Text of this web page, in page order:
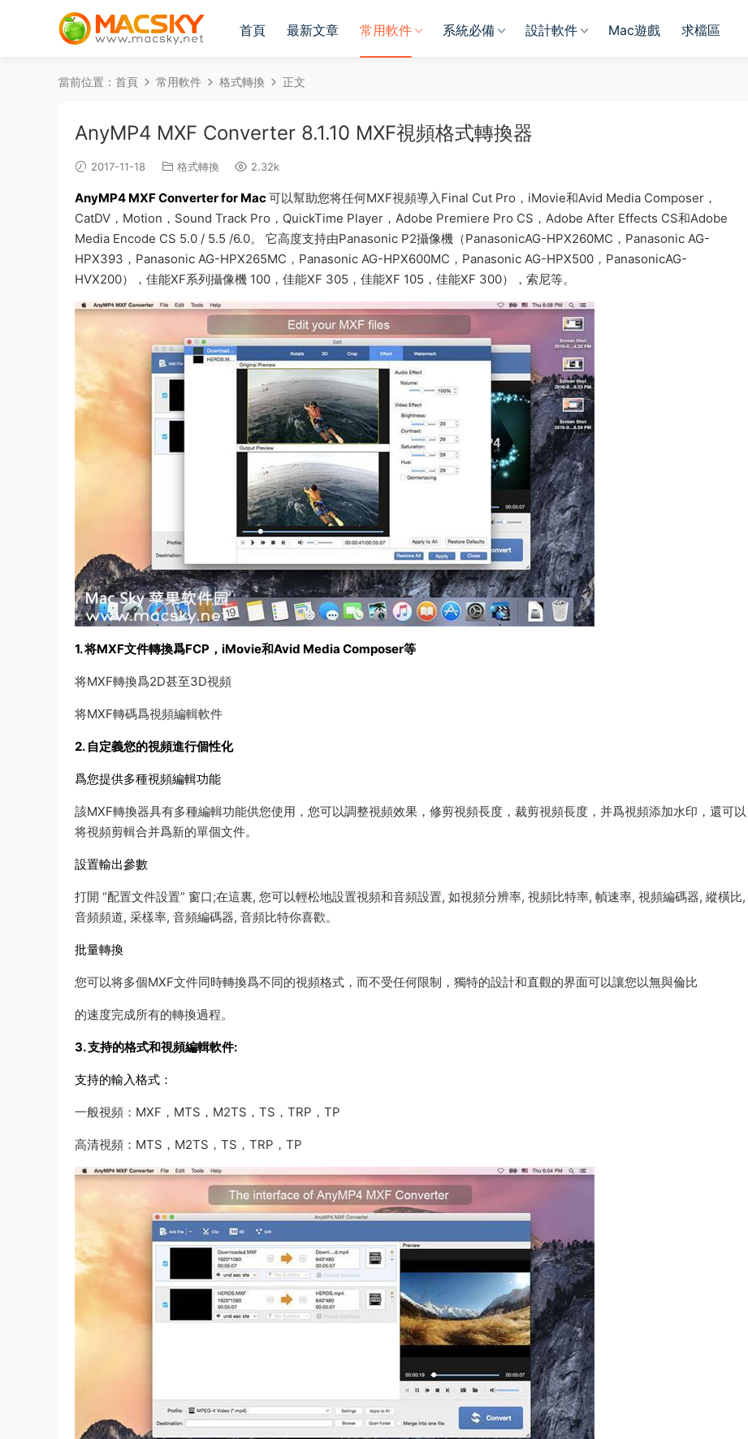
首頁 最新文章 常用軟件 系統必備 設計軟件 Mac遊戲 求檔區
當前位置： 首頁 常用軟件 格式轉換 正文
AnyMP4 MXF Converter 8.1.10 MXF視頻格式轉換器
2017-11-18 格式轉換 2.32k
AnyMP4 MXF Converter for Mac可以幫助您将任何MXF視頻導入Final Cut Pro，iMovie和Avid Media Composer，
CatDV，Motion，Sound Track Pro，QuickTime Player，Adobe Premiere Pro CS，Adobe After Effects CS和Adobe
Media Encode CS 5.0 / 5.5 /6.0。 它高度支持由Panasonic P2攝像機（PanasonicAG-HPX260MC，Panasonic AG-
HPX393，Panasonic AG-HPX265MC，Panasonic AG-HPX600MC，Panasonic AG-HPX500，PanasonicAG-
HVX200），佳能XF系列攝像機 100，佳能XF 305，佳能XF 105，佳能XF 300），索尼等。
1. 将MXF文件轉換爲FCP，iMovie和Avid Media Composer等
将MXF轉換爲2D甚至3D視頻
将MXF轉碼爲視頻編輯軟件
2. 自定義您的視頻進行個性化
爲您提供多種視頻編輯功能
該MXF轉換器具有多種編輯功能供您使用，您可以調整視頻效果，修剪視頻長度，裁剪視頻長度，并爲視頻添加水印，還可以
将視頻剪輯合并爲新的單個文件。
設置輸出參數
打開 “配置文件設置” 窗口;在這裏, 您可以輕松地設置視頻和音頻設置, 如視頻分辨率, 視頻比特率, 幀速率, 視頻編碼器, 縱橫比,
音頻頻道, 采樣率, 音頻編碼器, 音頻比特你喜歡。
批量轉換
您可以将多個MXF文件同時轉換爲不同的視頻格式，而不受任何限制，獨特的設計和直觀的界面可以讓您以無與倫比
的速度完成所有的轉換過程。
3. 支持的格式和視頻編輯軟件:
支持的輸入格式：
一般視頻：MXF，MTS，M2TS，TS，TRP，TP
高清視頻：MTS，M2TS，TS，TRP，TP